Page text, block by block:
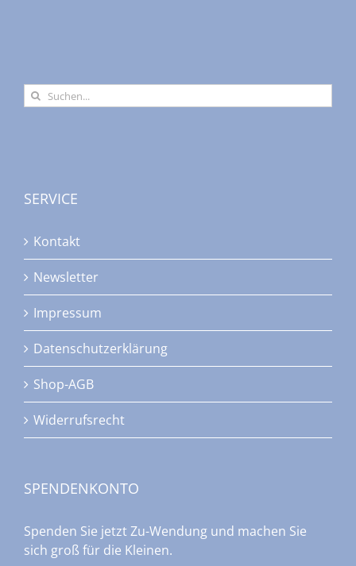
Suche
nach:
SERVICE
Kontakt
Newsletter
Impressum
Datenschutzerklärung
Shop-AGB
Widerrufsrecht
SPENDENKONTO
Spenden Sie jetzt Zu-Wendung und machen Sie
sich groß für die Kleinen.